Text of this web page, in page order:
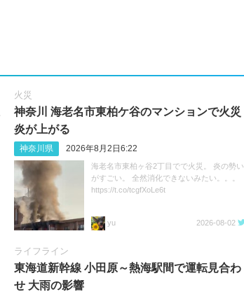
火災
神奈川 海老名市東柏ケ谷のマンションで火災
炎が上がる
神奈川県 2026年8月2日6:22
海老名市東柏ヶ谷2丁目でで火災。 炎の勢い
がすごい。 全然消化できないみたい。。。
https://t.co/tcgfXoLe6t
yu 2026-08-02
ライフライン
東海道新幹線 小田原～熱海駅間で運転見合わ
せ 大雨の影響